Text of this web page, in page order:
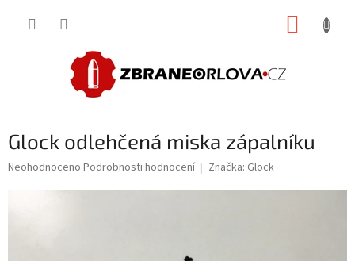
Glock odlehčená miska zápalníku
Průměrné
Neohodnoceno Podrobnosti hodnocení Značka: Glock